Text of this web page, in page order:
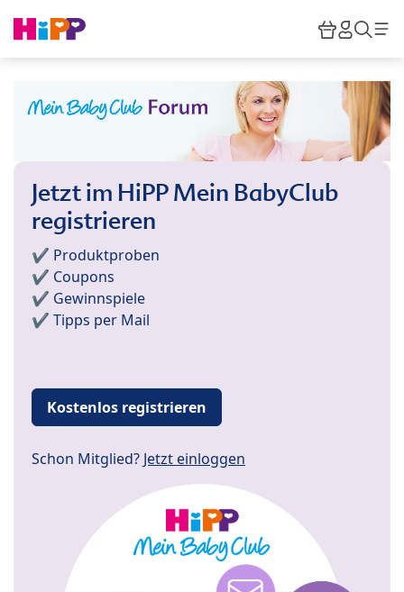
HiPP
Jetzt im HiPP Mein BabyClub
registrieren
✔️ Produktproben
✔️ Coupons
✔️ Gewinnspiele
✔️ Tipps per Mail
Kostenlos registrieren
Schon Mitglied? Jetzt einloggen